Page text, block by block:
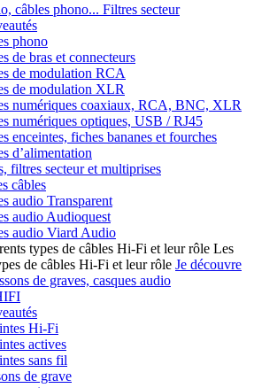
câbles phono... Filtres secteur
phono
de bras et connecteurs
de modulation RCA
de modulation XLR
numériques coaxiaux, RCA, BNC, XLR
numériques optiques, USB / RJ45
enceintes, fiches bananes et fourches
d’alimentation
filtres secteur et multiprises
câbles
audio Transparent
audio Audioquest
audio Viard Audio
Les
de câbles Hi-Fi et leur rôle Je découvre
de graves, casques audio
Hi-Fi
actives
sans fil
de grave